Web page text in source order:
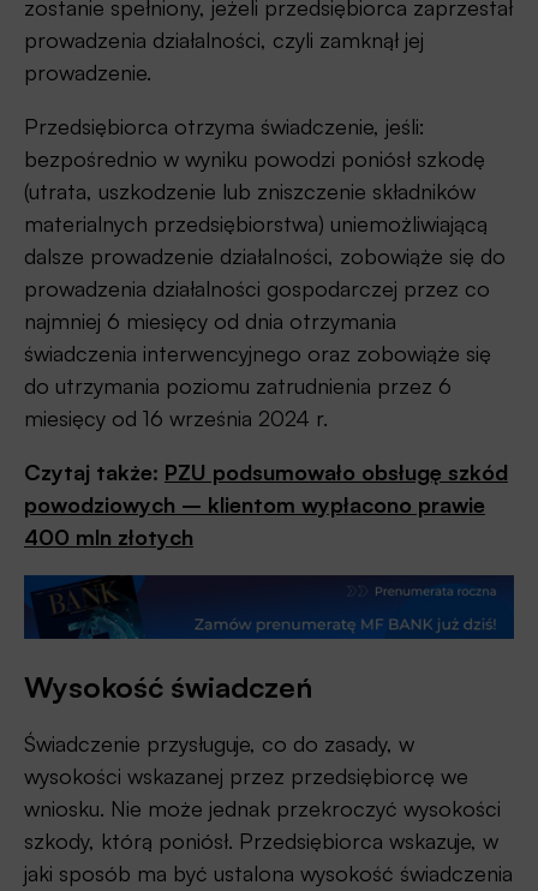
zostanie spełniony, jeżeli przedsiębiorca zaprzestał
prowadzenia działalności, czyli zamknął jej
prowadzenie.
Przedsiębiorca otrzyma świadczenie, jeśli:
bezpośrednio w wyniku powodzi poniósł szkodę
(utrata, uszkodzenie lub zniszczenie składników
materialnych przedsiębiorstwa) uniemożliwiającą
dalsze prowadzenie działalności, zobowiąże się do
prowadzenia działalności gospodarczej przez co
najmniej 6 miesięcy od dnia otrzymania
świadczenia interwencyjnego oraz zobowiąże się
do utrzymania poziomu zatrudnienia przez 6
miesięcy od 16 września 2024 r.
Czytaj także: PZU podsumowało obsługę szkód
powodziowych – klientom wypłacono prawie
400 mln złotych
Wysokość świadczeń
Świadczenie przysługuje, co do zasady, w
wysokości wskazanej przez przedsiębiorcę we
wniosku. Nie może jednak przekroczyć wysokości
szkody, którą poniósł. Przedsiębiorca wskazuje, w
jaki sposób ma być ustalona wysokość świadczenia